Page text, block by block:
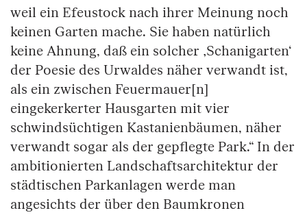
weil ein Efeustock nach ihrer Meinung noch
keinen Garten mache. Sie haben natürlich
keine Ahnung, daß ein solcher ‚Schanigarten‘
der Poesie des Urwaldes näher verwandt ist,
als ein zwischen Feuermauer[n]
eingekerkerter Hausgarten mit vier
schwindsüchtigen Kastanienbäumen, näher
verwandt sogar als der gepflegte Park.“ In der
ambitionierten Landschaftsarchitektur der
städtischen Parkanlagen werde man
angesichts der über den Baumkronen